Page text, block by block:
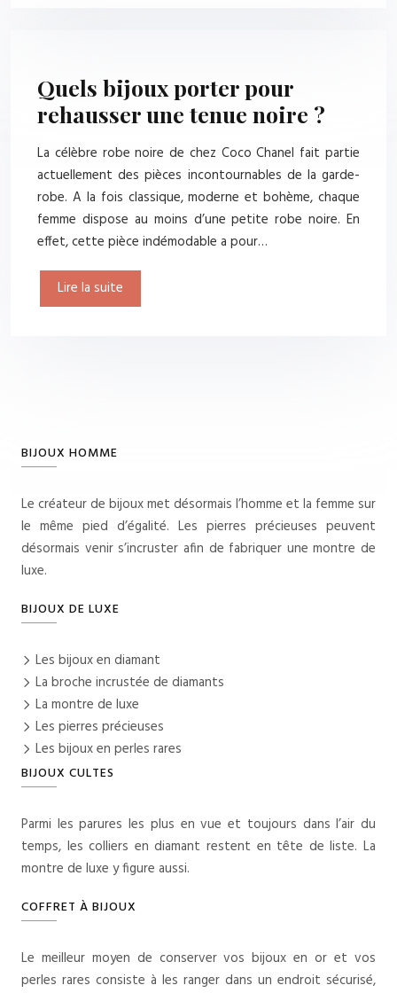
Quels bijoux porter pour
rehausser une tenue noire ?
La célèbre robe noire de chez Coco Chanel fait partie
actuellement des pièces incontournables de la garde-
robe. A la fois classique, moderne et bohème, chaque
femme dispose au moins d’une petite robe noire. En
effet, cette pièce indémodable a pour…
Lire la suite
BIJOUX HOMME
Le créateur de bijoux met désormais l’homme et la femme sur
le même pied d’égalité. Les pierres précieuses peuvent
désormais venir s’incruster afin de fabriquer une montre de
luxe.
BIJOUX DE LUXE
Les bijoux en diamant
La broche incrustée de diamants
La montre de luxe
Les pierres précieuses
Les bijoux en perles rares
BIJOUX CULTES
Parmi les parures les plus en vue et toujours dans l’air du
temps, les colliers en diamant restent en tête de liste. La
montre de luxe y figure aussi.
COFFRET À BIJOUX
Le meilleur moyen de conserver vos bijoux en or et vos
perles rares consiste à les ranger dans un endroit sécurisé,